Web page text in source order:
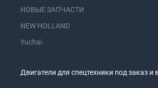
НОВЫЕ ЗАПЧАСТИ
NEW HOLLAND
Yuchai
Двигатели для спецтехники под заказ и